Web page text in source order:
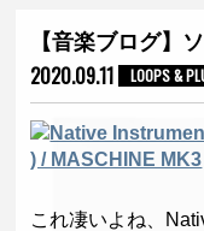
【音楽ブログ】
2020.09.11 LOOPS &
これ凄いよね、